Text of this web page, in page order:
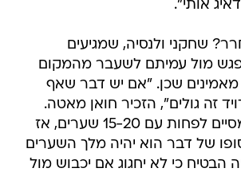
שחקני ולנסיה, שמגיעים
מול עמיתם לשעבר מהמקום
שכן. "אם יש דבר שאף
זה גולים", הזכיר חואן מאטה.
"בכל עונה הוא מסיים לפחות עם 15-20 שערים, אז
של דבר הוא יהיה מלך השערים
הבטיח כי לא יחגוג אם יכבוש מול